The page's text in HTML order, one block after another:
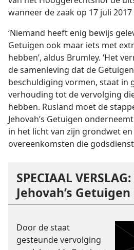
wanneer de zaak op 17 juli
‘Niemand heeft enig bewijs
Getuigen ook maar iets met
hebben’, aldus Brumley. ‘Het
de samenleving dat de
beschuldiging vormen, staat in
verhouding tot de vervolging
hebben. Rusland moet de
Jehovah’s Getuigen
in het licht van zijn grondwet
overeenkomsten die
SPECIAAL
Jehovah’s
Door de staat
gesteunde vervolging